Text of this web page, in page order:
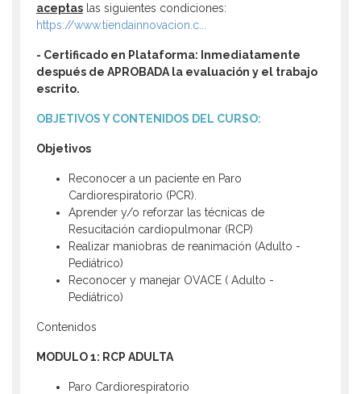
aceptas las siguientes condiciones:
https://www.tiendainnovacion.c...
- Certificado en Plataforma: Inmediatamente
después de APROBADA la evaluación y el trabajo
escrito.
OBJETIVOS Y CONTENIDOS DEL CURSO:
Objetivos
Reconocer a un paciente en Paro
Cardiorespiratorio (PCR).
Aprender y/o reforzar las técnicas de
Resucitación cardiopulmonar (RCP)
Realizar maniobras de reanimación (Adulto -
Pediátrico)
Reconocer y manejar OVACE ( Adulto -
Pediátrico)
Contenidos
MODULO 1: RCP ADULTA
Paro Cardiorespiratorio